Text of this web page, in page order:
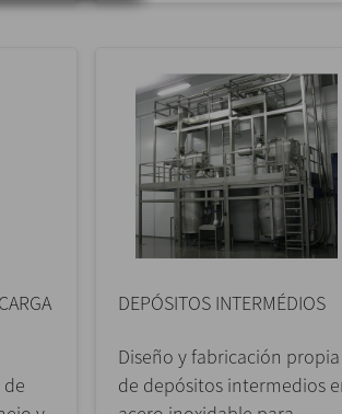
DEPÓSITOS INTERMÉDIOS
Diseño y fabricación propia
de depósitos intermedios